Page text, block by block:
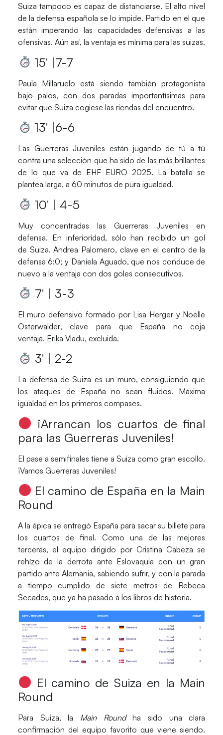
Suiza tampoco es capaz de distanciarse. El alto nivel
de la defensa española se lo impide. Partido en el que
están imperando las capacidades defensivas a las
ofensivas. Aún así, la ventaja es mínima para las suizas.
15′ |7-7
Paula Millaruelo está siendo también protagonista
bajo palos, con dos paradas importantísimas para
evitar que Suiza cogiese las riendas del encuentro.
13′ |6-6
Las Guerreras Juveniles están jugando de tú a tú
contra una selección que ha sido de las más brillantes
de lo que va de EHF EURO 2025. La batalla se
plantea larga, a 60 minutos de pura igualdad.
10′ | 4-5
Muy concentradas las Guerreras Juveniles en
defensa. En inferioridad, sólo han recibido un gol
de Suiza.Andrea Palomero, clave en el centro de la
defensa 6:0; y Daniela Aguado, que nos conduce de
nuevo a la ventaja con dos goles consecutivos.
7′ | 3-3
El muro defensivo formado por Lisa Hergery Noëlle
Osterwalder, clave para que España no coja
ventaja. Erika Vladu, excluida.
3′ | 2-2
La defensa deSuiza es un muro, consiguiendo que
los ataques de España no sean fluidos. Máxima
igualdad en los primeros compases.
¡Arrancan los cuartos de final
para las Guerreras Juveniles!
El pase a semifinales tiene aSuiza como gran escollo.
¡Vamos Guerreras Juveniles!
El camino de España en la Main
Round
A la épica se entregó España para sacar su billete para
los cuartos de final. Como una de las mejores
terceras, el equipo dirigido por Cristina Cabeza se
rehízo de la derrota ante Eslovaquia con un gran
partido anteAlemania, sabiendo sufrir, y con la parada
a tiempo cumplido de siete metros de Rebeca
Secades, que ya ha pasado a los libros de historia.
El camino de Suiza en la Main
Round
Para Suiza, la Main Roundha sido una clara
confirmación del equipo favorito que viene siendo.